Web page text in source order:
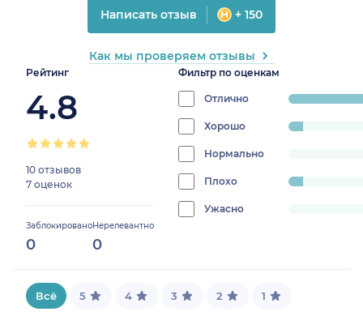
Рейтинг
4.8
10 отзывов
7 оценок
Заблокировано
0
Нерелевантно
0
Фильтр по оценкам
Отлично
progress:
Хорошо
5.88235294117647%
Нормально
0%
Плохо
progress:
5.88235294117647%
Ужасно
0%
Написать отзыв + 150
Как мы проверяем отзывы
Всё 5 4 3 2 1